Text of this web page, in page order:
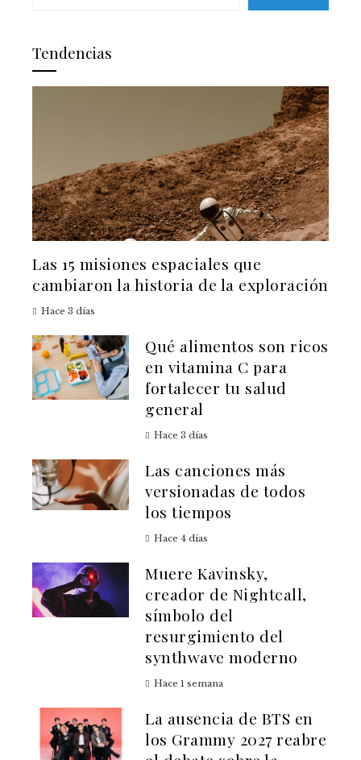
Tendencias
Las 15 misiones espaciales que
cambiaron la historia de la exploración
Hace 3 días
Qué alimentos son ricos
en vitamina C para
fortalecer tu salud
general
Hace 3 días
Las canciones más
versionadas de todos
los tiempos
Hace 4 días
Muere Kavinsky,
creador de Nightcall,
símbolo del
resurgimiento del
synthwave moderno
Hace 1 semana
La ausencia de BTS en
los Grammy 2027 reabre